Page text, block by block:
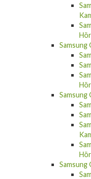
Samsung
Samsung
Samsung